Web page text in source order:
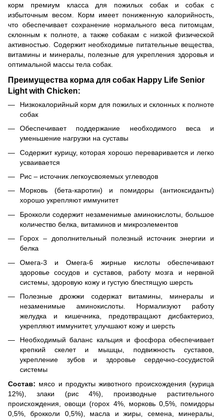
корм премиум класса для пожилых собак и собак с
избыточным весом. Корм имеет пониженную калорийность,
что обеспечивает сохранение нормального веса питомцам,
склонным к полноте, а также собакам с низкой физической
активностью. Содержит необходимые питательные вещества,
витамины и минералы, полезные для укрепления здоровья и
оптимальной массы тела собак.
Преимущества корма для собак Happy Life Senior
Light with Chicken:
Низкокалорийный корм для пожилых и склонных к полноте
собак
Обеспечивает поддержание необходимого веса и
уменьшение нагрузки на суставы
Содержит курицу, которая хорошо переваривается и легко
усваивается
Рис – источник легкоусвояемых углеводов
Морковь (бета-каротин) и помидоры (антиоксиданты)
хорошо укрепляют иммунитет
Брокколи содержит незаменимые аминокислоты, большое
количество белка, витаминов и микроэлементов
Горох – дополнительный полезный источник энергии и
белка
Омега-3 и Омега-6 жирные кислоты обеспечивают
здоровье сосудов и суставов, работу мозга и нервной
системы, здоровую кожу и густую блестящую шерсть
Полезные дрожжи содержат витамины, минералы и
незаменимые аминокислоты. Нормализуют работу
желудка и кишечника, предотвращают дисбактериоз,
укрепляют иммунитет, улучшают кожу и шерсть
Необходимый баланс кальция и фосфора обеспечивает
крепкий скелет и мышцы, подвижность суставов,
укрепление зубов и здоровье сердечно-сосудистой
системы
Состав: мясо и продукты животного происхождения (курица
12%), злаки (рис 4%), производные растительного
происхождения, овощи (горох 4%, морковь 0,5%, помидоры
0,5%, брокколи 0,5%), масла и жиры, семена, минералы,